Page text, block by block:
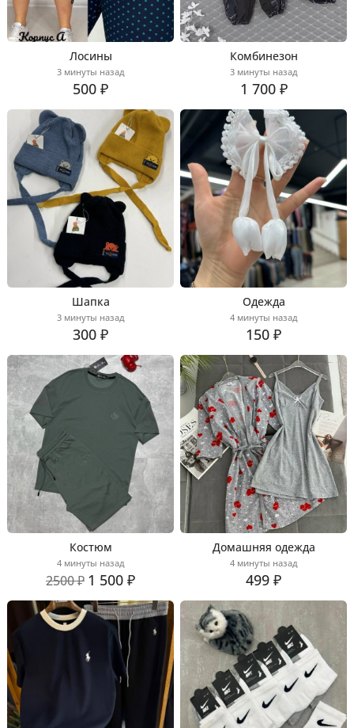
Лосины
3 минуты назад
500 ₽
Комбинезон
3 минуты назад
1 700 ₽
Шапка
3 минуты назад
300 ₽
Одежда
4 минуты назад
150 ₽
Костюм
4 минуты назад
2500 ₽ 1 500 ₽
Домашняя одежда
4 минуты назад
499 ₽